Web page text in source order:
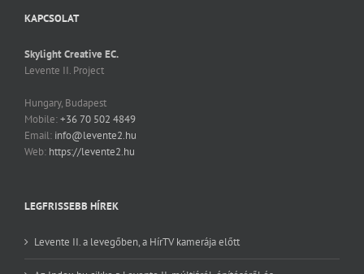
KAPCSOLAT
Skylight Creative EC.
Levente II. Project
Hungary, Budapest
Mobile:+36 70 502 4849
Email: info@levente2.hu
Web: https://levente2.hu
LEGFRISSEBB HÍREK
Levente II. a levegőben, a HírTV kamerája előtt